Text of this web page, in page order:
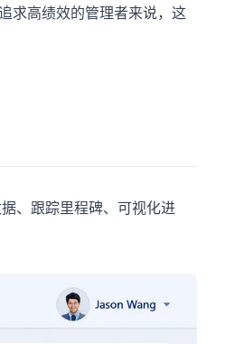
求高绩效的管理者来说，这
、跟踪里程碑、可视化进